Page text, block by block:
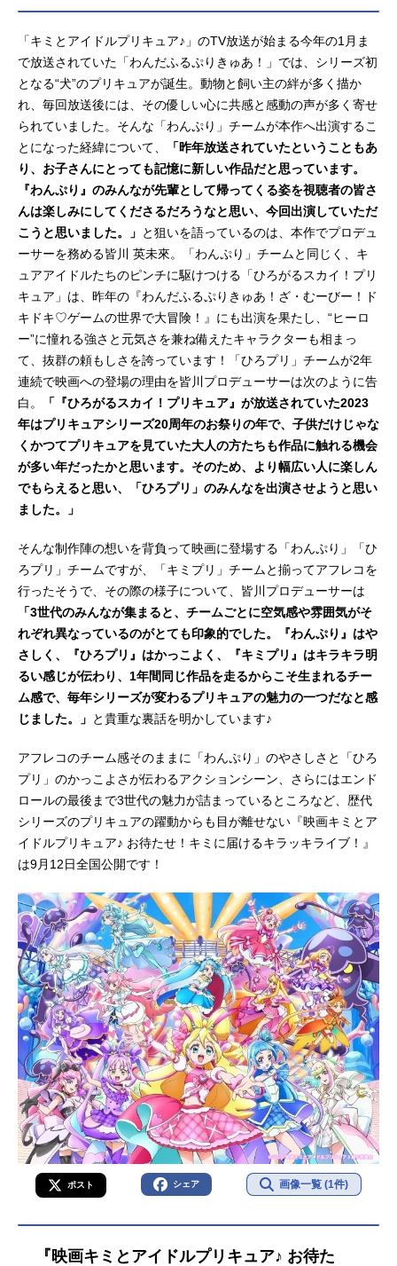
ルプリキュア♪お待たせ！キミに届け
アニメシリーズキミとアイドルプリ
キュア♪スケジュール2025年9月12日
（金）キャスト咲良うた／キュアア
イドル：松岡美里蒼風なな／キュア
ウインク：髙橋ミナミ紫雨こころ／
キュアキュンキュン：高森奈津美プ
リルン／キュアズキューン：南條愛
乃メロロン／キュアキッス：花井美
春犬飼こむぎ／キュアワンダフル：
長縄...
「キミとアイドルプリキュア♪」のTV放送が始まる今年の1月ま
で放送されていた「わんだふるぷりきゅあ！」では、シリーズ初
となる“犬”のプリキュアが誕生。動物と飼い主の絆が多く描か
れ、毎回放送後には、その優しい心に共感と感動の声が多く寄せ
られていました。そんな「わんぷり」チームが本作へ出演するこ
とになった経緯について、
「昨年放送されていたということもあ
り、お子さんにとっても記憶に新しい作品だと思っています。
『わんぷり』のみんなが先輩として帰ってくる姿を視聴者の皆さ
んは楽しみにしてくださるだろうなと思い、今回出演していただ
こうと思いました。」 と狙いを語っているのは、本作でプロデュ
ーサーを務める皆川 英未來。「わんぷり」チームと同じく、キ
ュアアイドルたちのピンチに駆けつける「ひろがるスカイ！プリ
キュア」は、昨年の『わんだふるぷりきゅあ！ざ・むーびー！ド
キドキ♡ゲームの世界で大冒険！』にも出演を果たし、“ヒーロ
ー”に憧れる強さと元気さを兼ね備えたキャラクターも相まっ
て、抜群の頼もしさを誇っています！「ひろプリ」チームが2年
連続で映画への登場の理由を皆川プロデューサーは次のように告
白。
「『ひろがるスカイ！プリキュア』が放送されていた2023
年はプリキュアシリーズ20周年のお祭りの年で、子供だけじゃな
くかつてプリキュアを見ていた大人の方たちも作品に触れる機会
が多い年だったかと思います。そのため、より幅広い人に楽しん
でもらえると思い、「ひろプリ」のみんなを出演させようと思い
ました。」
そんな制作陣の想いを背負って映画に登場する「わんぷり」「ひ
ろプリ」チームですが、「キミプリ」チームと揃ってアフレコを
行ったそうで、その際の様子について、皆川プロデューサーは
「3世代のみんなが集まると、チームごとに空気感や雰囲気がそ
れぞれ異なっているのがとても印象的でした。『わんぷり』はや
さしく、『ひろプリ』はかっこよく、『キミプリ』はキラキラ明
るい感じが伝わり、1年間同じ作品を走るからこそ生まれるチー
ム感で、毎年シリーズが変わるプリキュアの魅力の一つだなと感
じました。」 と貴重な裏話を明かしています♪
アフレコのチーム感そのままに「わんぷり」のやさしさと「ひろ
プリ」のかっこよさが伝わるアクションシーン、さらにはエンド
ロールの最後まで3世代の魅力が詰まっているところなど、歴代
シリーズのプリキュアの躍動からも目が離せない『映画キミとア
イドルプリキュア♪ お待たせ！キミに届けるキラッキライブ！』
は9月12日全国公開です！
ポスト シェア 画像一覧 (1件)
『映画キミとアイドルプリキュア♪ お待た